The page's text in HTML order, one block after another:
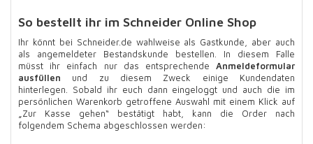
So bestellt ihr im Schneider Online Shop
Ihr könnt bei Schneider.de wahlweise als Gastkunde, aber auch
als angemeldeter Bestandskunde bestellen. In diesem Falle
müsst ihr einfach nur das entsprechende Anmeldeformular
ausfüllen und zu diesem Zweck einige Kundendaten
hinterlegen. Sobald ihr euch dann eingeloggt und auch die im
persönlichen Warenkorb getroffene Auswahl mit einem Klick auf
„Zur Kasse gehen“ bestätigt habt, kann die Order nach
folgendem Schema abgeschlossen werden: